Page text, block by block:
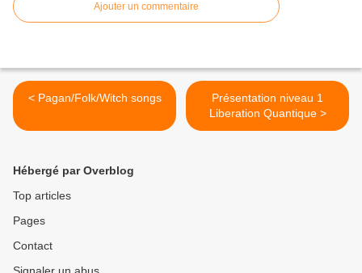
Ajouter un commentaire
< Pagan/Folk/Witch songs
Présentation niveau 1
Liberation Quantique >
Hébergé par Overblog
Top articles
Pages
Contact